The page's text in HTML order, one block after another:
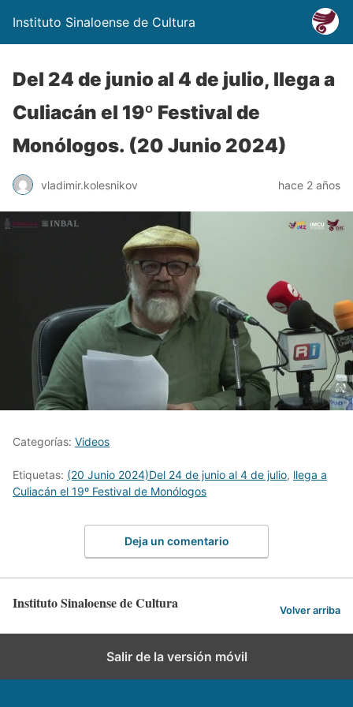
Instituto Sinaloense de Cultura
Del 24 de junio al 4 de julio, llega a
Culiacán el 19º Festival de
Monólogos. (20 Junio 2024)
vladimir.kolesnikov hace 2 años
Categorías: Videos
Etiquetas: (20 Junio 2024)Del 24 de junio al 4 de julio, llega a
Culiacán el 19º Festival de Monólogos
Deja un comentario
Instituto Sinaloense de Cultura Volver arriba
Salir de la versión móvil